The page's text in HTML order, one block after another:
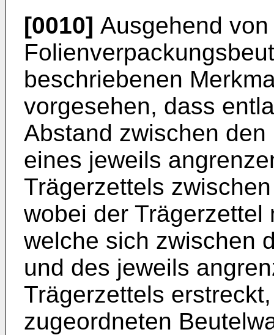
[0010] Ausgehend
beschriebenen
vorgesehen, dass
Abstand zwischen
eines jeweils
Trägerzettels
wobei der
welche sich zwischen
und des jeweils
Trägerzettels
zugeordneten